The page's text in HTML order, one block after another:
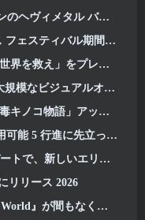
とコラボレーションを開催
にハートピアで映画を鑑賞しよう
レイする価値はありますか?
ルオーバーホール」が登場
物語」アップデート
進に先立って 23 打ち上げ
コンペティションで栄光を競い合いましょう
リリース 2026
もなく無料プレイになる